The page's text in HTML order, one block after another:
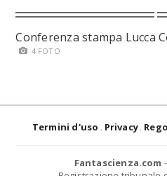
Conferenza stampa Lucca
4 FOTO
Termini d'uso Privacy
Fantascienza.com